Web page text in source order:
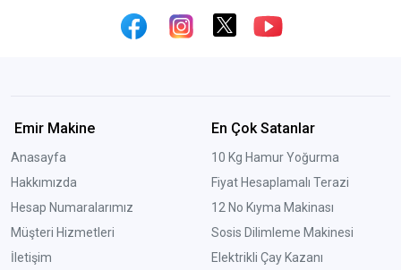
Emir Makine
Anasayfa
Hakkımızda
Hesap Numaralarımız
Müşteri Hizmetleri
İletişim
En Çok Satanlar
10 Kg Hamur Yoğurma
Fiyat Hesaplamalı Terazi
12 No Kıyma Makinası
Sosis Dilimleme Makinesi
Elektrikli Çay Kazanı